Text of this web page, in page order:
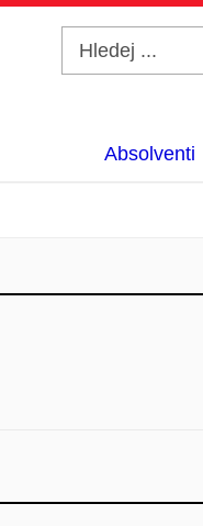
Absolventi